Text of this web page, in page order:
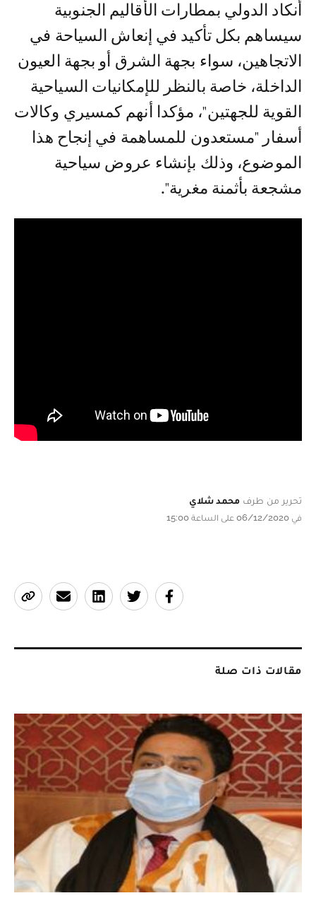
أنكاد الدولي بمطارات الأقاليم الجنوبية
سيساهم بكل تأكيد في إنعاش السياحة في
الاتجاهين، سواء بجهة الشرق أو بجهة العيون
الداخلة، خاصة بالنظر للإمكانيات السياحية
القوية للجهتين"، مؤكدا أنهم كمسيري وكالات
أسفار "مستعدون للمساهمة في إنجاح هذا
الموضوع، وذلك بإنشاء عروض سياحية
مشجعة بأثمنة مغرية".
تحرير من طرف محمد شلاي
في 06/12/2020 على الساعة 15:00
مقالات ذات صلة